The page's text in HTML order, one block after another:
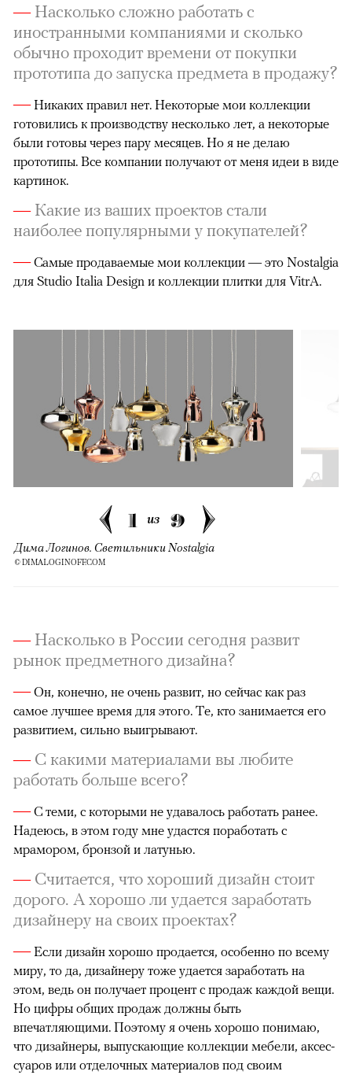
—Насколько сложно работать с
иностранными компаниями и сколько
обычно проходит времени от покупки
прототипа до запуска предмета в продажу?
—Никаких правил нет. Некоторые мои коллекции
готовились к производству несколько лет, а некоторые
были готовы через пару месяцев. Но я не делаю
прототипы. Все компании получают от меня идеи в виде
картинок.
—Какие из ваших проектов стали
наиболее популярными у покупателей?
—Самые продаваемые мои коллекции — это Nostalgia
для Studio Italia Design и коллекции плитки для VitrA.
1 из 9
Дима Логинов. Светильники Nostalgia
© DIMALOGINOFF.COM
—Насколько в России сегодня развит
рынок предметного дизайна?
—Он, конечно, не очень развит, но сейчас как раз
самое лучшее время для этого. Те, кто занимается его
развитием, сильно выигрывают.
—С какими материалами вы любите
работать больше всего?
—С теми, с которыми не удавалось работать ранее.
Надеюсь, в этом году мне удастся поработать с
мрамором, бронзой и латунью.
—Считается, что хороший дизайн стоит
дорого. А хорошо ли удается заработать
дизайнеру на своих проектах?
—Если дизайн хорошо продается, особенно по всему
миру, то да, дизайнеру тоже удается заработать на
этом, ведь он получает процент с продаж каждой вещи.
Но цифры общих продаж должны быть
впечатляющими. Поэтому я очень хорошо понимаю,
что дизайнеры, выпускающие коллекции мебели, аксес­
суа­ров или отделочных материалов под своим